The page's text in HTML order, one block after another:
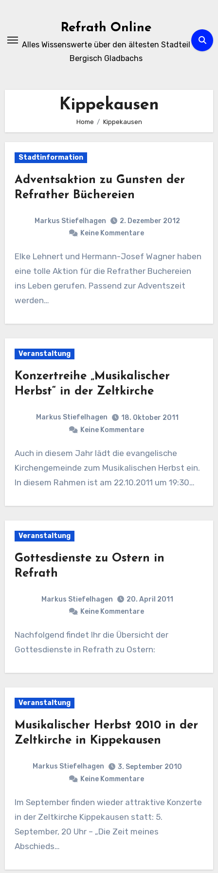
Refrath Online
Alles Wissenswerte über den ältesten Stadteil
Bergisch Gladbachs
Kippekausen
Home Kippekausen
Stadtinformation
Adventsaktion zu Gunsten der
Refrather Büchereien
Markus Stiefelhagen
2. Dezember 2012
Keine Kommentare
Elke Lehnert und Hermann-Josef Wagner haben
eine tolle Aktion für die Refrather Buchereien
ins Leben gerufen. Passend zur Adventszeit
werden…
Veranstaltung
Konzertreihe „Musikalischer
Herbst“ in der Zeltkirche
Markus Stiefelhagen
18. Oktober 2011
Keine Kommentare
Auch in diesem Jahr lädt die evangelische
Kirchengemeinde zum Musikalischen Herbst ein.
In diesem Rahmen ist am 22.10.2011 um 19:30…
Veranstaltung
Gottesdienste zu Ostern in
Refrath
Markus Stiefelhagen
20. April 2011
Keine Kommentare
Nachfolgend findet Ihr die Übersicht der
Gottesdienste in Refrath zu Ostern:
Veranstaltung
Musikalischer Herbst 2010 in der
Zeltkirche in Kippekausen
Markus Stiefelhagen
3. September 2010
Keine Kommentare
Im September finden wieder attraktive Konzerte
in der Zeltkirche Kippekausen statt: 5.
September, 20 Uhr – „Die Zeit meines
Abschieds…